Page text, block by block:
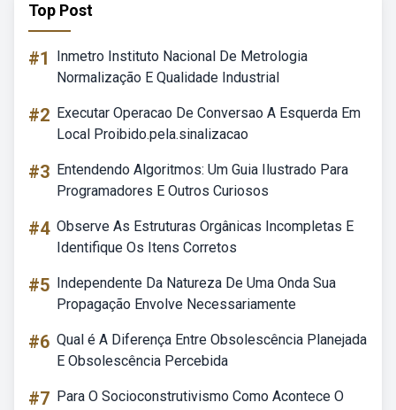
Top Post
#1
Inmetro Instituto Nacional De Metrologia
Normalização E Qualidade Industrial
#2 Executar Operacao De Conversao A Esquerda Em
Local Proibido.pela.sinalizacao
#3 Entendendo Algoritmos: Um Guia Ilustrado Para
Programadores E Outros Curiosos
#4 Observe As Estruturas Orgânicas Incompletas E
Identifique Os Itens Corretos
#5 Independente Da Natureza De Uma Onda Sua
Propagação Envolve Necessariamente
#6 Qual é A Diferença Entre Obsolescência Planejada
E Obsolescência Percebida
#7 Para O Socioconstrutivismo Como Acontece O